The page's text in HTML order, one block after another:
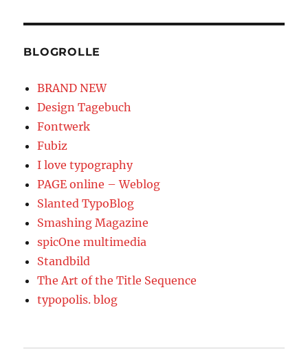
BLOGROLLE
BRAND NEW
Design Tagebuch
Fontwerk
Fubiz
I love typography
PAGE online – Weblog
Slanted TypoBlog
Smashing Magazine
spicOne multimedia
Standbild
The Art of the Title Sequence
typopolis. blog